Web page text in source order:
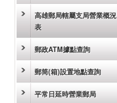
高雄郵局轄屬支局營業概況
表
郵政ATM據點查詢
郵筒(箱)設置地點查詢
平常日延時營業郵局